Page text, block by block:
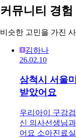
커뮤니티 경
비슷한 고민을 가진
김하나
26.02.10
삼척시 서울
받았어요
우리아이 구강
신 의사선생님
어요 소아진료